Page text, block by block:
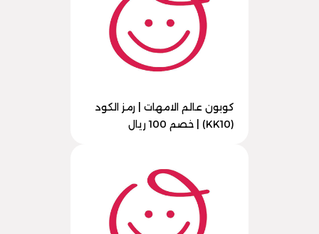
كوبون عالم الامهات | رمز الكود
(KK10) | خصم 100 ريال